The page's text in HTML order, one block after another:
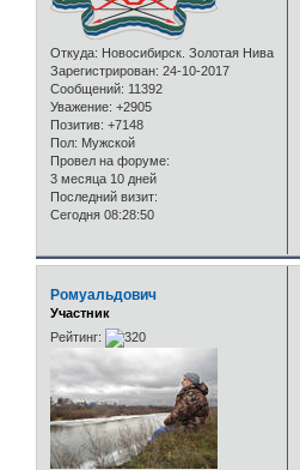
Откуда: Новосибирск. Золотая Нива
Зарегистрирован: 24-10-2017
Сообщений: 11392
Уважение: +2905
Позитив: +7148
Пол: Мужской
Провел на форуме:
3 месяца 10 дней
Последний визит:
Сегодня 08:28:50
Ромуальдович
Участник
Рейтинг: